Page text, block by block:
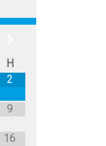
Н
2
9
16